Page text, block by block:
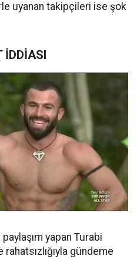
uyanan takipçileri ise şok
İDDİASI
yapan Turabi
gündeme